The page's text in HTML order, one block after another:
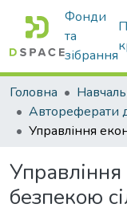
Фонди
та
зібрання
Головна
безпекою